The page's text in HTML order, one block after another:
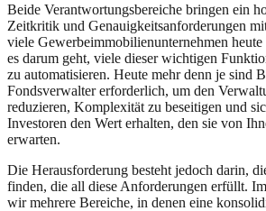
Beide Verantwortungsbereiche bringen ein
Zeitkritik und Genauigkeitsanforderungen
viele Gewerbeimmobilienunternehmen
es darum geht, viele dieser wichtigen
zu automatisieren. Heute mehr denn je sind
Fondsverwalter erforderlich, um den
reduzieren, Komplexität zu beseitigen und
Investoren den Wert erhalten, den sie von
erwarten.
Die Herausforderung besteht jedoch darin,
finden, die all diese Anforderungen erfüllt.
wir mehrere Bereiche, in denen eine